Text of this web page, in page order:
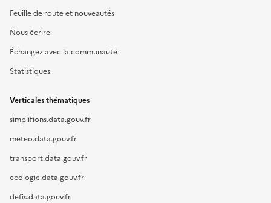
Feuille de route et nouveautés
Nous écrire
Échangez avec la communauté
Statistiques
Verticales thématiques
simplifions.data.gouv.fr
meteo.data.gouv.fr
transport.data.gouv.fr
ecologie.data.gouv.fr
defis.data.gouv.fr